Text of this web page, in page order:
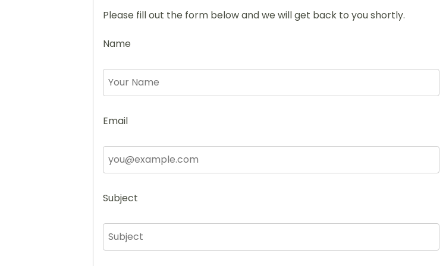
Please fill out the form below and we will get back to you shortly.
Name
Email
Subject